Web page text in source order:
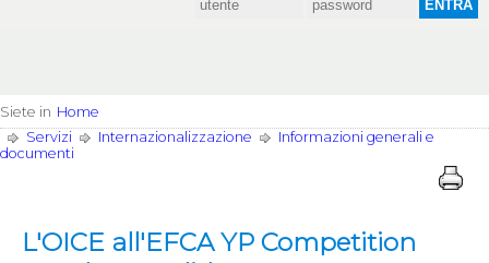
Siete in Home
Servizi
Internazionalizzazione
Informazioni generali e
documenti
L'OICE all'EFCA YP Competition